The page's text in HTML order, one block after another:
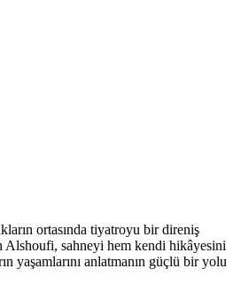
ortasında tiyatroyu bir direniş
Alshoufi, sahneyi hem kendi hikâyesini
yaşamlarını anlatmanın güçlü bir yolu